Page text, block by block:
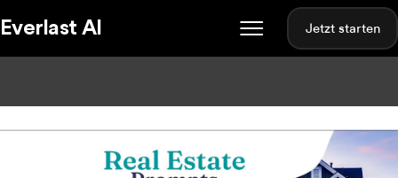
Everlast AI Jetzt starten